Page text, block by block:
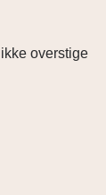
overstige